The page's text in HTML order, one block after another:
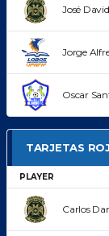
José
Jorge
Oscar
TARJETAS
PLAYER
Carlos